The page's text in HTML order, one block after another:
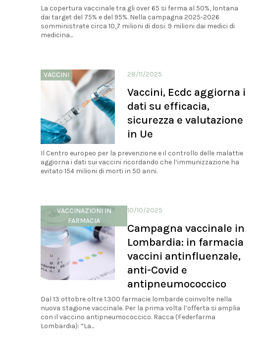
La copertura vaccinale tra gli over 65 si ferma al 50%, lontana
dai target del 75% e del 95%. Nella campagna 2025-2026
somministrate circa 10,7 milioni di dosi: 9 milioni dai medici di
medicina...
VACCINI 28/11/2025
Vaccini, Ecdc aggiorna i
dati su efficacia,
sicurezza e valutazione
in Ue
Il Centro europeo per la prevenzione e il controllo delle malattie
aggiorna i dati sui vaccini ricordando che l’immunizzazione ha
evitato 154 milioni di morti in 50 anni.
VACCINAZIONI IN
FARMACIA
10/10/2025
Campagna vaccinale in
Lombardia: in farmacia
vaccini antinfluenzale,
anti-Covid e
antipneumococcico
Dal 13 ottobre oltre 1.300 farmacie lombarde coinvolte nella
nuova stagione vaccinale. Per la prima volta l’offerta si amplia
con il vaccino antipneumococcico. Racca (Federfarma
Lombardia): “La...